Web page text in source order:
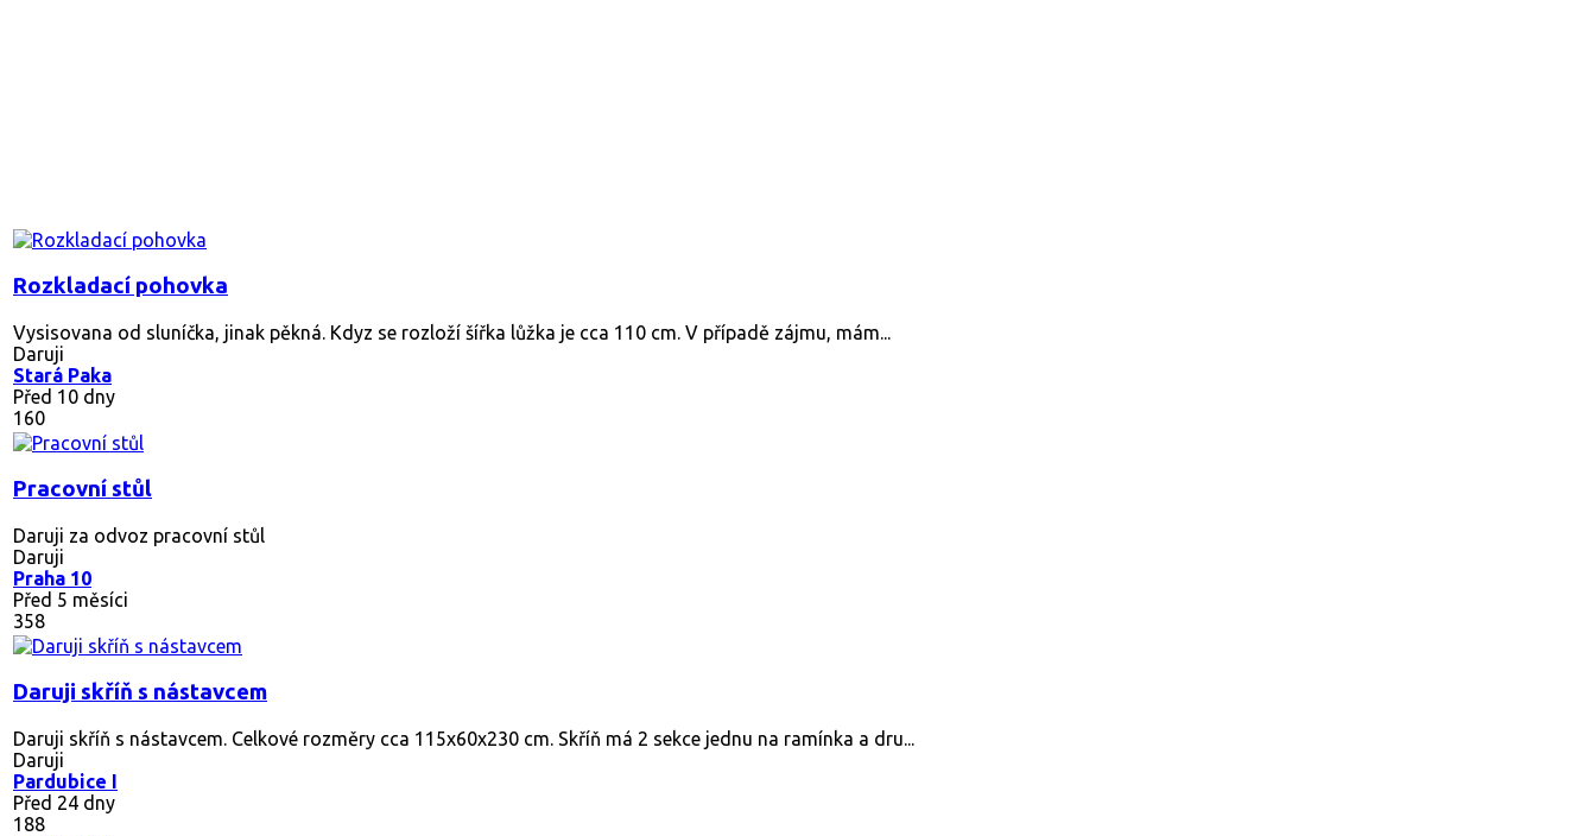
Rozkladací pohovka
Vysisovana od sluníčka, jinak pěkná. Kdyz se rozloží šířka lůžka je cca 110 cm. V případě zájmu, mám...
Daruji
Stará Paka
Před 10 dny
160
Pracovní stůl
Daruji za odvoz pracovní stůl
Daruji
Praha 10
Před 5 měsíci
358
Daruji skříň s nástavcem
Daruji skříň s nástavcem. Celkové rozměry cca 115x60x230 cm. Skříň má 2 sekce jednu na ramínka a dru...
Daruji
Pardubice I
Před 24 dny
188